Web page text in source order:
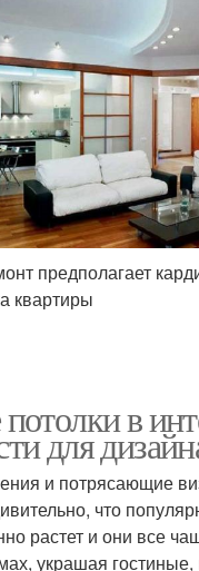
предполагает
квартиры
в
для
и потрясающие
что
растет и они все
украшая гостиные,